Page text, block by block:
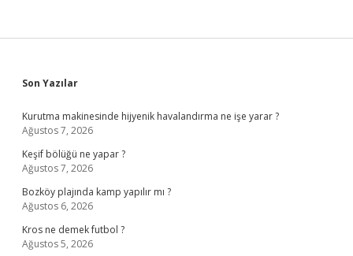
Sidebar
Son Yazılar
Kurutma makinesinde hijyenik havalandırma ne işe yarar ?
Ağustos 7, 2026
Keşif bölüğü ne yapar ?
Ağustos 7, 2026
Bozköy plajında kamp yapılır mı ?
Ağustos 6, 2026
Kros ne demek futbol ?
Ağustos 5, 2026